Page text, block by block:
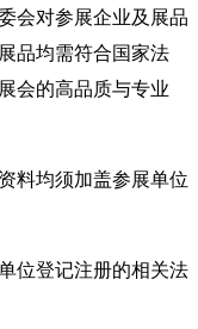
会对参展企业及展品
品均需符合国家法
会的高品质与专业
料均须加盖参展单位
位登记注册的相关法